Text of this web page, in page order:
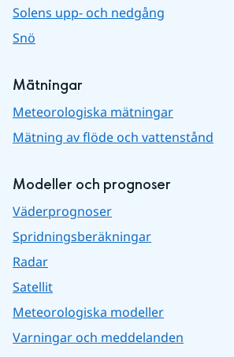
Solens upp- och nedgång
Snö
Mätningar
Meteorologiska mätningar
Mätning av flöde och vattenstånd
Modeller och prognoser
Väderprognoser
Spridningsberäkningar
Radar
Satellit
Meteorologiska modeller
Varningar och meddelanden